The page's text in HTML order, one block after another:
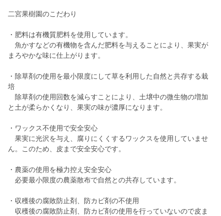
二宮果樹園のこだわり
・肥料は有機質肥料を使用しています。
魚かすなどの有機物を含んだ肥料を与えることにより、果実が
まろやかな味に仕上がります。
・除草剤の使用を最小限度にして草を利用した自然と共存する栽
培
除草剤の使用回数を減らすことにより、土壌中の微生物の増加
と土が柔らかくなり、果実の味が濃厚になります。
・ワックス不使用で安全安心
果実に光沢を与え、腐りにくくするワックスを使用していませ
ん。このため、皮まで安全安心です。
・農薬の使用を極力控え安全安心
必要最小限度の農薬散布で自然との共存しています。
・収穫後の腐敗防止剤、防カビ剤の不使用
収穫後の腐敗防止剤、防カビ剤の使用を行っていないので皮ま